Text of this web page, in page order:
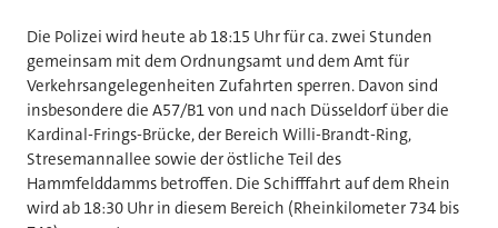
Die Polizei wird heute ab 18:15 Uhr für ca. zwei Stunden
gemeinsam mit dem Ordnungsamt und dem Amt für
Verkehrsangelegenheiten Zufahrten sperren. Davon sind
insbesondere die A57/B1 von und nach Düsseldorf über die
Kardinal-Frings-Brücke, der Bereich Willi-Brandt-Ring,
Stresemannallee sowie der östliche Teil des
Hammfelddamms betroffen. Die Schifffahrt auf dem Rhein
wird ab 18:30 Uhr in diesem Bereich (Rheinkilometer 734 bis